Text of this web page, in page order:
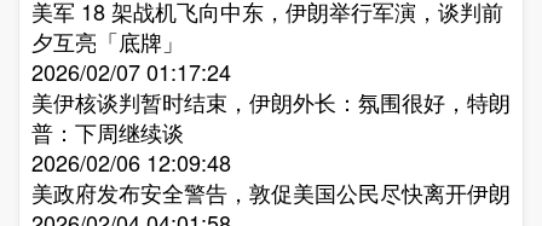
美军 18 架战机飞向中东，伊朗举行军演，谈判前
夕互亮「底牌」​
2026/02/07 01:17:24
美伊核谈判暂时结束，伊朗外长：氛围很好，特朗
普：下周继续谈​
2026/02/06 12:09:48
美政府发布安全警告，敦促美国公民尽快离开伊朗​